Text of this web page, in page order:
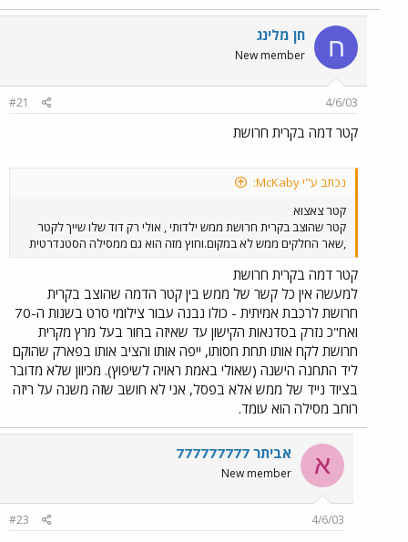
ח חן מלינג
New member
4/6/03
#21
קטר דמה בקרית חרושת
נכתב ע"י McKaby:
קטר צאצוא
קטר שהוצב בקרית חרושת ממש ילדותי , אולי רק דוד שלו שייך לקטר
,שאר החלקים ממש לא במקום.וחוץ מזה הוא גם ממסילה הסטנדרטית
קטר דמה בקרית חרושת
למעשה אין כל קשר של ממש בין קטר הדמה שהוצב בקרית
חרושת לרכבת אמיתית - כולו נבנה עבור צילומי סרט בשנות ה-70
ואח"כ נזרק בסדנאות הקישון עד שאיזה בחור בעל מרץ מקרית
חרושת לקח אותו תחת חסותו, ייפה אותו והציב אותו בפארק שהוקם
ליד התחנה הישנה (שאולי באמת ראויה לשיפוץ). מכיוון שלא מדובר
בציוד נייד של ממש אלא בפסל, אני לא חושב שזה משנה על ריזה
רוחב מסילה הוא עומד.
א אביתר 777777777
New member
4/6/03
#23